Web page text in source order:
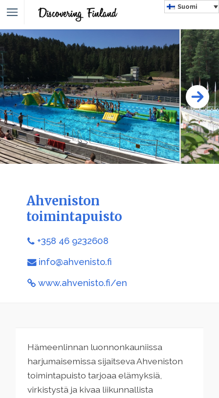
Suomi
Ahveniston
toimintapuisto
+358 46 9232608
info@ahvenisto.fi
www.ahvenisto.fi/en
Hämeenlinnan luonnonkauniissa
harjumaisemissa sijaitseva Ahveniston
toimintapuisto tarjoaa elämyksiä,
virkistystä ja kivaa liikunnallista